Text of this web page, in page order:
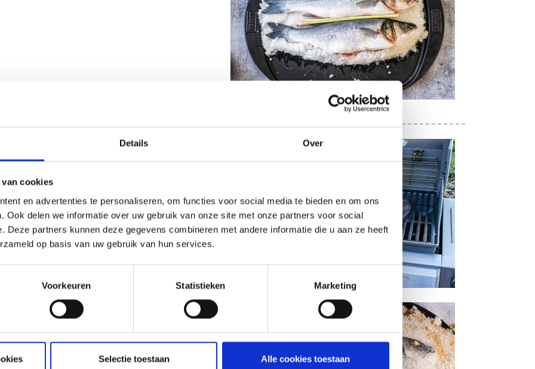
Details Over
van cookies
en advertenties te personaliseren, om functies voor social media te bieden en om ons
Ook delen we informatie over uw gebruik van onze site met onze partners voor social
Deze partners kunnen deze gegevens combineren met andere informatie die u aan ze heeft
op basis van uw gebruik van hun services.
Voorkeuren Statistieken Marketing
Selectie toestaan Alle cookies toestaan
aan te maken. Stel vervolgens de branders zo in
de branders niet aan zijn en sluit de deksel voor
van de barbecue halen. Laat de zeebaars nog 10
lepel. Verwijder het zout bovenop en rondom.
af en serveer direct. Let wel op dat je niet teveel